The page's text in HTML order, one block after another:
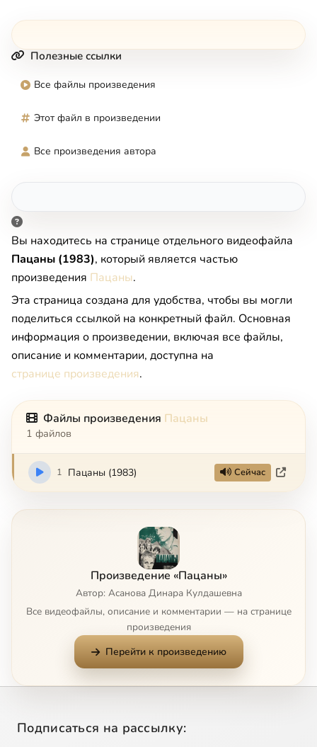
Полезные ссылки
Все файлы произведения
Этот файл в произведении
Все произведения автора
Вы находитесь на странице отдельного видеофайла
Пацаны (1983), который является частью
произведения Пацаны.
Эта страница создана для удобства, чтобы вы могли
поделиться ссылкой на конкретный файл. Основная
информация о произведении, включая все файлы,
описание и комментарии, доступна на
странице произведения.
Файлы произведения Пацаны
1 файлов
1 Пацаны (1983) Сейчас
Произведение «Пацаны»
Автор: Асанова Динара Кулдашевна
Все видеофайлы, описание и комментарии — на странице
произведения
Перейти к произведению
Подписаться на рассылку: